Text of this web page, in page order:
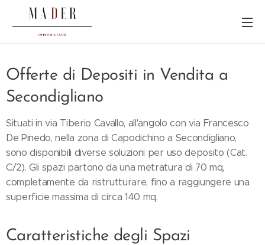
Offerte di Depositi in Vendita a
Secondigliano
Situati in via Tiberio Cavallo, all'angolo con via Francesco
De Pinedo, nella zona di Capodichino a Secondigliano,
sono disponibili diverse soluzioni per uso deposito (Cat.
C/2). Gli spazi partono da una metratura di 70 mq,
completamente da ristrutturare, fino a raggiungere una
superficie massima di circa 140 mq.
Caratteristiche degli Spazi